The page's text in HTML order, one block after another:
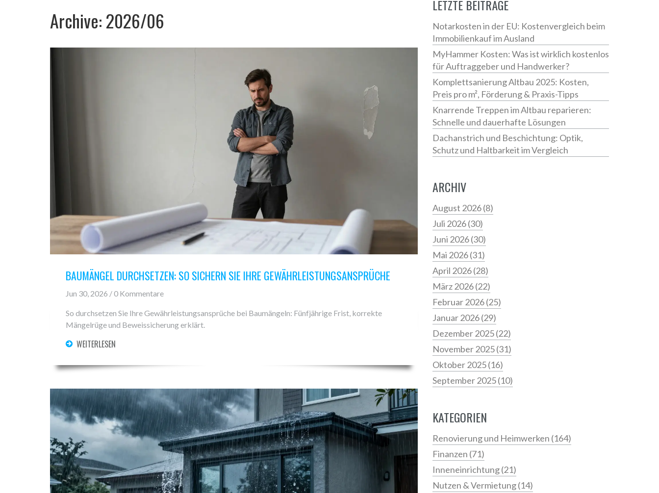
Archive: 2026/06
BAUMÄNGEL DURCHSETZEN: SO SICHERN SIE IHRE GEWÄHRLEISTUNGSANSPRÜCHE
Jun 30, 2026 / 0 Kommentare
So durchsetzen Sie Ihre Gewährleistungsansprüche bei Baumängeln: Fünfjährige Frist, korrekte
Mängelrüge und Beweissicherung erklärt.
WEITERLESEN
LETZTE BEITRÄGE
Notarkosten in der EU: Kostenvergleich beim
Immobilienkauf im Ausland
MyHammer Kosten: Was ist wirklich kostenlos
für Auftraggeber und Handwerker?
Komplettsanierung Altbau 2025: Kosten,
Preis pro m², Förderung & Praxis-Tipps
Knarrende Treppen im Altbau reparieren:
Schnelle und dauerhafte Lösungen
Dachanstrich und Beschichtung: Optik,
Schutz und Haltbarkeit im Vergleich
ARCHIV
August 2026(8)
Juli 2026(30)
Juni 2026(30)
Mai 2026(31)
April 2026(28)
März 2026(22)
Februar 2026(25)
Januar 2026(29)
Dezember 2025(22)
November 2025(31)
Oktober 2025(16)
September 2025(10)
KATEGORIEN
Renovierung und Heimwerken (164)
Finanzen (71)
Inneneinrichtung(21)
Nutzen & Vermietung(14)